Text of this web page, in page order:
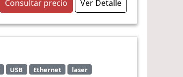
Consultar precio Ver Detalle
USB Ethernet laser